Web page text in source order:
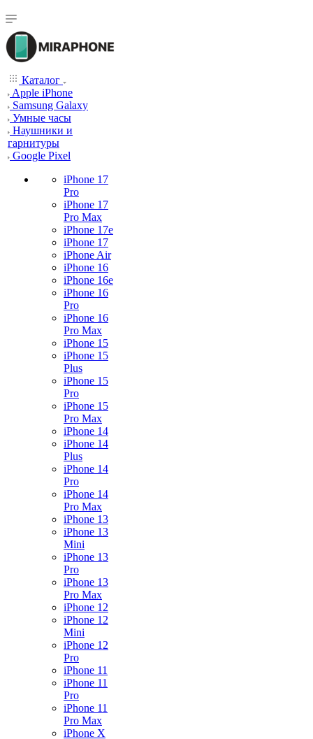
Каталог
Apple iPhone
Samsung Galaxy
Умные часы
Наушники и
гарнитуры
Google Pixel
iPhone 17
Pro
iPhone 17
Pro Max
iPhone 17e
iPhone 17
iPhone Air
iPhone 16
iPhone 16e
iPhone 16
Pro
iPhone 16
Pro Max
iPhone 15
iPhone 15
Plus
iPhone 15
Pro
iPhone 15
Pro Max
iPhone 14
iPhone 14
Plus
iPhone 14
Pro
iPhone 14
Pro Max
iPhone 13
iPhone 13
Mini
iPhone 13
Pro
iPhone 13
Pro Max
iPhone 12
iPhone 12
Mini
iPhone 12
Pro
iPhone 11
iPhone 11
Pro
iPhone 11
Pro Max
iPhone X